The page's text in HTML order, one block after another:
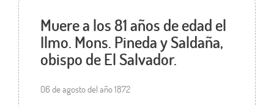
Muere a los 81 años de edad el
Ilmo. Mons. Pineda y Saldaña,
obispo de El Salvador.
06 de agosto del año 1872